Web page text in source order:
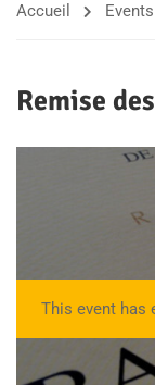
Accueil Events
Remise
This event has